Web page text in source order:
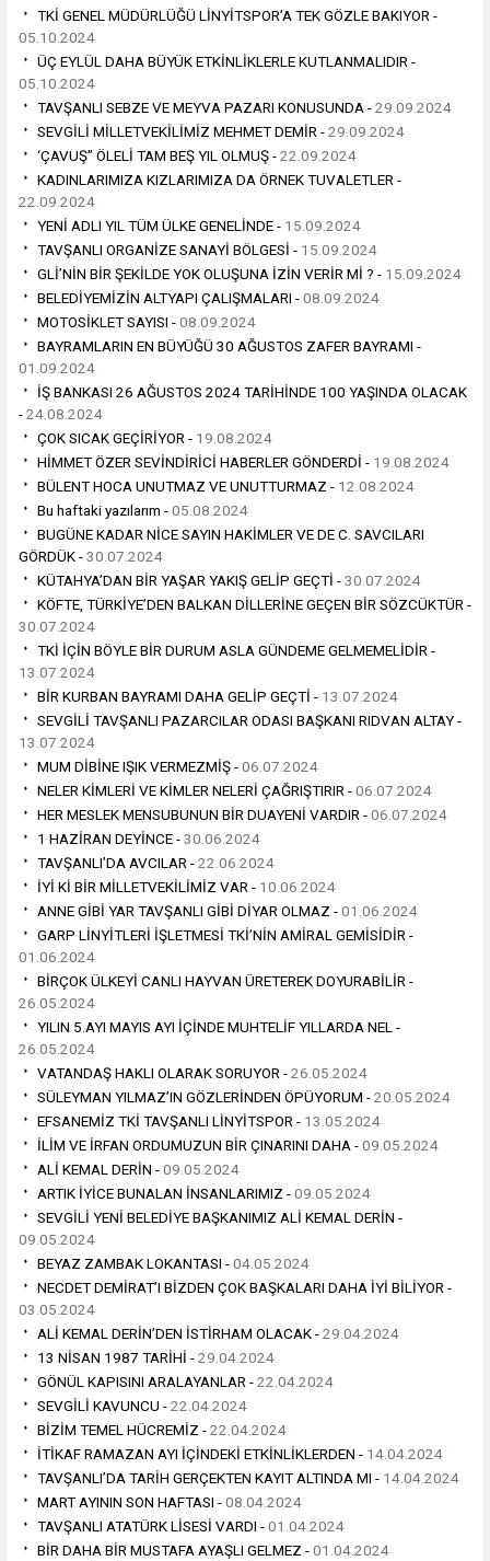
TKİ GENEL MÜDÜRLÜĞÜ LİNYİTSPOR’A TEK GÖZLE BAKIYOR -
05.10.2024
ÜÇ EYLÜL DAHA BÜYÜK ETKİNLİKLERLE KUTLANMALIDIR -
05.10.2024
TAVŞANLI SEBZE VE MEYVA PAZARI KONUSUNDA -29.09.2024
SEVGİLİ MİLLETVEKİLİMİZ MEHMET DEMİR -29.09.2024
‘ÇAVUŞ” ÖLELİ TAM BEŞ YIL OLMUŞ -22.09.2024
KADINLARIMIZA KIZLARIMIZA DA ÖRNEK TUVALETLER -
22.09.2024
YENİ ADLI YIL TÜM ÜLKE GENELİNDE - 15.09.2024
TAVŞANLI ORGANİZE SANAYİ BÖLGESİ - 15.09.2024
GLİ’NİN BİR ŞEKİLDE YOK OLUŞUNA İZİN VERİR Mİ ? - 15.09.2024
BELEDİYEMİZİN ALTYAPI ÇALIŞMALARI -08.09.2024
MOTOSİKLET SAYISI -08.09.2024
BAYRAMLARIN EN BÜYÜĞÜ 30 AĞUSTOS ZAFER BAYRAMI -
01.09.2024
İŞ BANKASI 26 AĞUSTOS 2024 TARİHİNDE 100 YAŞINDA OLACAK
-24.08.2024
ÇOK SICAK GEÇİRİYOR - 19.08.2024
HİMMET ÖZER SEVİNDİRİCİ HABERLER GÖNDERDİ - 19.08.2024
BÜLENT HOCA UNUTMAZ VE UNUTTURMAZ - 12.08.2024
Bu haftaki yazılarım -05.08.2024
BUGÜNE KADAR NİCE SAYIN HAKİMLER VE DE C. SAVCILARI
GÖRDÜK -30.07.2024
KÜTAHYA’DAN BİR YAŞAR YAKIŞ GELİP GEÇTİ -30.07.2024
KÖFTE, TÜRKİYE’DEN BALKAN DİLLERİNE GEÇEN BİR SÖZCÜKTÜR -
30.07.2024
TKİ İÇİN BÖYLE BİR DURUM ASLA GÜNDEME GELMEMELİDİR -
13.07.2024
BİR KURBAN BAYRAMI DAHA GELİP GEÇTİ - 13.07.2024
SEVGİLİ TAVŞANLI PAZARCILAR ODASI BAŞKANI RIDVAN ALTAY -
13.07.2024
MUM DİBİNE IŞIK VERMEZMİŞ -06.07.2024
NELER KİMLERİ VE KİMLER NELERİ ÇAĞRIŞTIRIR -06.07.2024
HER MESLEK MENSUBUNUN BİR DUAYENİ VARDIR -06.07.2024
1 HAZİRAN DEYİNCE -30.06.2024
TAVŞANLI’DA AVCILAR -22.06.2024
İYİ Kİ BİR MİLLETVEKİLİMİZ VAR - 10.06.2024
ANNE GİBİ YAR TAVŞANLI GİBİ DİYAR OLMAZ -01.06.2024
GARP LİNYİTLERİ İŞLETMESİ TKİ’NİN AMİRAL GEMİSİDİR -
01.06.2024
BİRÇOK ÜLKEYİ CANLI HAYVAN ÜRETEREK DOYURABİLİR -
26.05.2024
YILIN 5.AYI MAYIS AYI İÇİNDE MUHTELİF YILLARDA NEL -
26.05.2024
VATANDAŞ HAKLI OLARAK SORUYOR -26.05.2024
SÜLEYMAN YILMAZ’IN GÖZLERİNDEN ÖPÜYORUM -20.05.2024
EFSANEMİZ TKİ TAVŞANLI LİNYİTSPOR - 13.05.2024
İLİM VE İRFAN ORDUMUZUN BİR ÇINARINI DAHA -09.05.2024
ALİ KEMAL DERİN -09.05.2024
ARTIK İYİCE BUNALAN İNSANLARIMIZ -09.05.2024
SEVGİLİ YENİ BELEDİYE BAŞKANIMIZ ALİ KEMAL DERİN -
09.05.2024
BEYAZ ZAMBAK LOKANTASI -04.05.2024
NECDET DEMİRAT’I BİZDEN ÇOK BAŞKALARI DAHA İYİ BİLİYOR -
03.05.2024
ALİ KEMAL DERİN’DEN İSTİRHAM OLACAK -29.04.2024
13 NİSAN 1987 TARİHİ -29.04.2024
GÖNÜL KAPISINI ARALAYANLAR -22.04.2024
SEVGİLİ KAVUNCU -22.04.2024
BİZİM TEMEL HÜCREMİZ -22.04.2024
İTİKAF RAMAZAN AYI İÇİNDEKİ ETKİNLİKLERDEN - 14.04.2024
TAVŞANLI’DA TARİH GERÇEKTEN KAYIT ALTINDA MI - 14.04.2024
MART AYININ SON HAFTASI -08.04.2024
TAVŞANLI ATATÜRK LİSESİ VARDI -01.04.2024
BİR DAHA BİR MUSTAFA AYAŞLI GELMEZ -01.04.2024